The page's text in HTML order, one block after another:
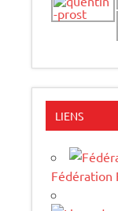
LIENS
Fédération